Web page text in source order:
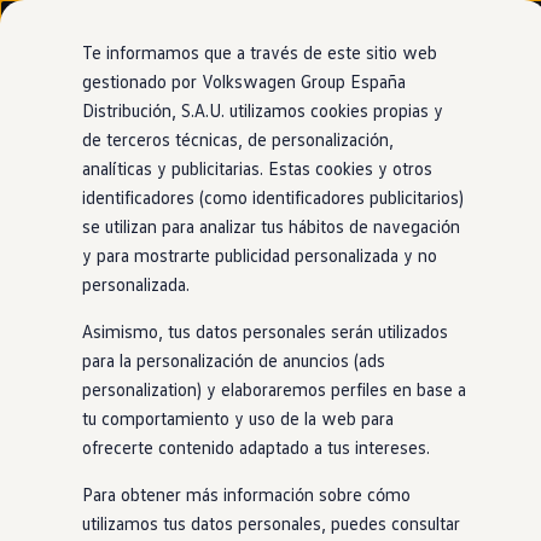
Ir
directamente
al contenido
Ir
directamente
al pie de
página
Nuevo ID. Cross
Vehículos Comerciales
Compra y ofertas
Volkswagen nuevo en stock
Volkswagen de ocasión
Financiación
My Renting
My Way
Seguros
Empresas
Autoescuelas
Eléctricos e híbridos
Más sobre híbridos
Plan Auto +
Etiquetas DGT
Simulador de autonomía, carga y ahorro
Carga y autonomía
Soluciones de carga
Tarifas de carga
Carga en casa
Modos de carga
Ventajas Approved
Certificación del estado
dela bateríaen
eléctricos
En el caso de los eléctricos, también estás cubierto.
Nuestros puntos de venta Approvedofrecen un servicio de
certificación del estado de la batería para garantizar su
Te informamos que a través de este sitio web
gestionado por Volkswagen Group España
Distribución, S.A.U. utilizamos cookies propias y
de terceros técnicas, de personalización,
analíticas y publicitarias. Estas cookies y otros
identificadores (como identificadores publicitarios)
se utilizan para analizar tus hábitos de navegación
y para mostrarte publicidad personalizada y no
personalizada.
Asimismo, tus datos personales serán utilizados
para la personalización de anuncios (ads
personalization) y elaboraremos perfiles en base a
tu comportamiento y uso de la web para
ofrecerte contenido adaptado a tus intereses.
Para obtener más información sobre cómo
utilizamos tus datos personales, puedes consultar